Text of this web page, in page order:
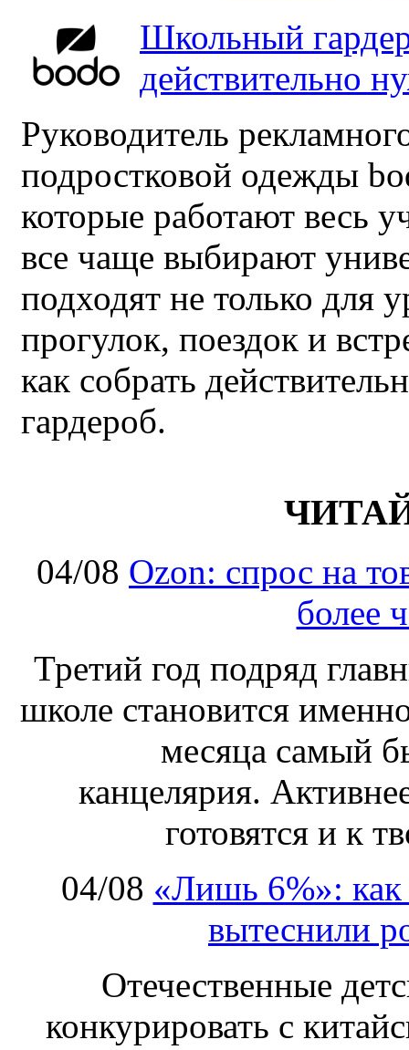
Школьный
действительно
Руководитель
подростковой одежды
которые работают весь
все чаще выбирают
подходят не только для
прогулок, поездок и
как собрать
гардероб.
04/08 Ozon: спрос на
более
Третий год подряд
школе становится
месяца самый
канцелярия.
готовятся и к
04/08 «Лишь 6%»: как
вытеснили
Отечественные
конкурировать с